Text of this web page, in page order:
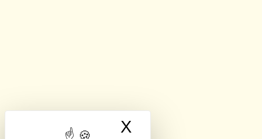
X